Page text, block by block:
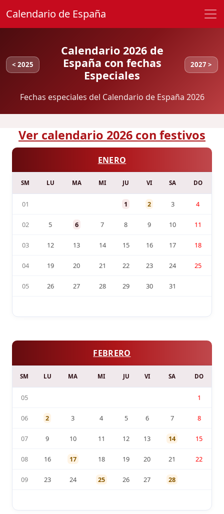
Calendario de España
< 2025
Calendario 2026 de
España con fechas
Especiales
2027 >
Fechas especiales del Calendario de España 2026
Ver calendario 2026 con festivos
ENERO
SM LU MA MI JU VI SA DO
01 1 2 3 4
02 5 6 7 8 9 10 11
03 12 13 14 15 16 17 18
04 19 20 21 22 23 24 25
05 26 27 28 29 30 31
FEBRERO
SM LU MA MI JU VI SA DO
05 1
06 2 3 4 5 6 7 8
07 9 10 11 12 13 14 15
08 16 17 18 19 20 21 22
09 23 24 25 26 27 28